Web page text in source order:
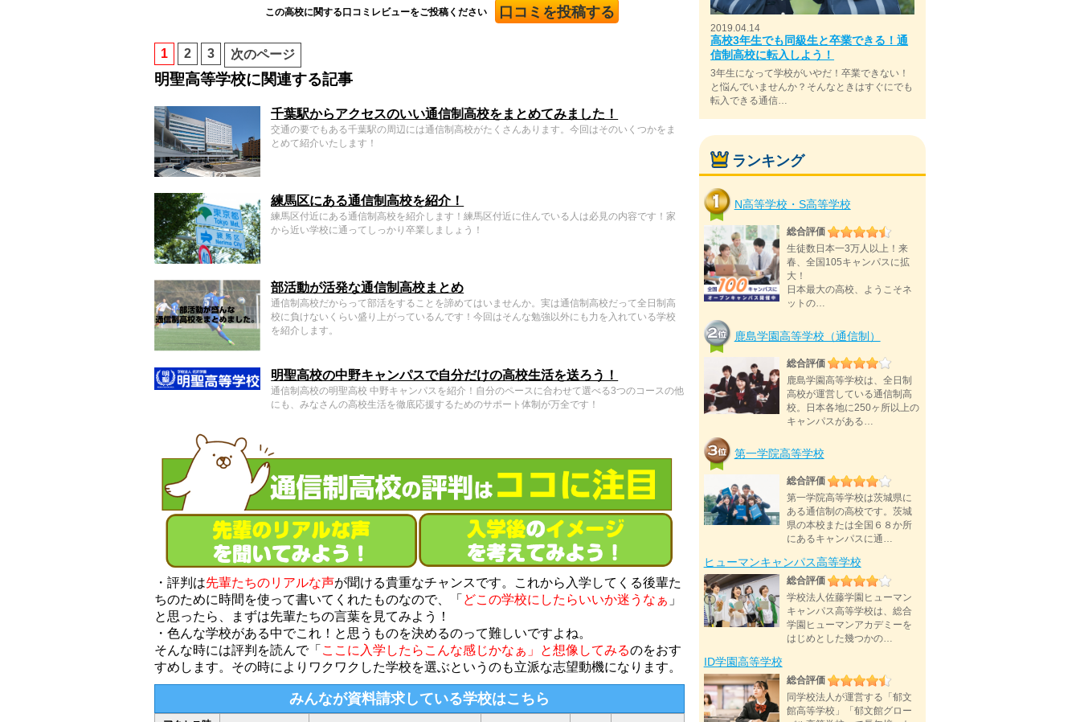
この高校に関する口コミレビューをご投稿ください 口コミを投稿する
1 2 3 次のページ
明聖高等学校に関連する記事
千葉駅からアクセスのいい通信制高校をまとめてみました！
交通の要でもある千葉駅の周辺には通信制高校がたくさんあります。今回はそのいくつかをま
とめて紹介いたします！
練馬区にある通信制高校を紹介！
練馬区付近にある通信制高校を紹介します！練馬区付近に住んでいる人は必見の内容です！家
から近い学校に通ってしっかり卒業しましょう！
部活動が活発な通信制高校まとめ
通信制高校だからって部活をすることを諦めてはいませんか。実は通信制高校だって全日制高
校に負けないくらい盛り上がっているんです！今回はそんな勉強以外にも力を入れている学校
を紹介します。
明聖高校の中野キャンパスで自分だけの高校生活を送ろう！
通信制高校の明聖高校 中野キャンパスを紹介！自分のペースに合わせて選べる3つのコースの他
にも、みなさんの高校生活を徹底応援するためのサポート体制が万全です！
・評判は先輩たちのリアルな声が聞ける貴重なチャンスです。これから入学してくる後輩た
ちのために時間を使って書いてくれたものなので、「 どこの学校にしたらいいか迷うなぁ 」
と思ったら、まずは先輩たちの言葉を見てみよう！
・色んな学校がある中でこれ！と思うものを決めるのって難しいですよね。
そんな時には評判を読んで「 ここに入学したらこんな感じかなぁ」と想像してみるのをおす
すめします。その時によりワクワクした学校を選ぶというのも立派な志望動機になります。
みんなが資料請求している学校はこちら
2019.04.14
高校3年生でも同級生と卒業できる！通
信制高校に転入しよう！
3年生になって学校がいやだ！卒業できない！
と悩んでいませんか？そんなときはすぐにでも
転入できる通信…
ランキング
N高等学校・S高等学校
総合評価
生徒数日本一3万人以上！来
春、全国105キャンパスに拡
大！
日本最大の高校、ようこそネ
ットの…
鹿島学園高等学校（通信制）
総合評価
鹿島学園高等学校は、全日制
高校が運営している通信制高
校。日本各地に250ヶ所以上の
キャンパスがある…
第一学院高等学校
総合評価
第一学院高等学校は茨城県に
ある通信制の高校です。茨城
県の本校または全国６８か所
にあるキャンパスに通…
ヒューマンキャンパス高等学校
総合評価
学校法人佐藤学園ヒューマン
キャンパス高等学校は、総合
学園ヒューマンアカデミーを
はじめとした幾つかの…
ID学園高等学校
総合評価
同学校法人が運営する「郁文
館高等学校」「郁文館グロー